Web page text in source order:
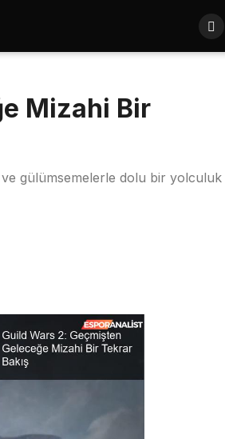
Mizahi Bir
ve gülümsemelerle dolu bir yolculuk